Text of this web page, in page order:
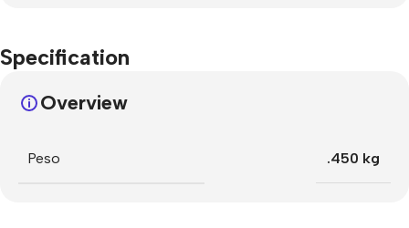
Specification
Overview
Peso .450 kg